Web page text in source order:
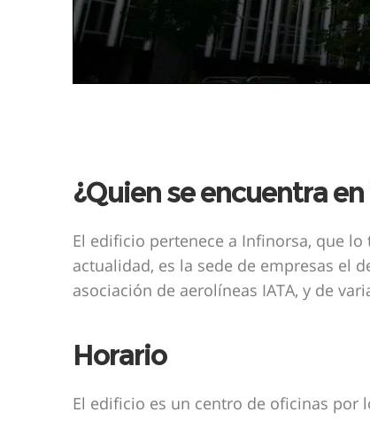
¿Quien se encuentra
El edificio pertenece a Infinorsa, que
actualidad, es la sede de empresas el
asociación de aerolíneas IATA, y de
Horario
El edificio es un centro de oficinas